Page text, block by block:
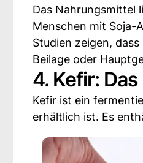
Das Nahrungsmittel
Menschen mit Soja-
Studien zeigen,
Beilage oder
4. Kefir:
Kefir ist ein
erhältlich ist. Es